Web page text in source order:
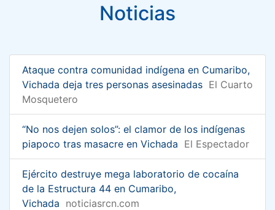
Noticias
Ataque contra comunidad indígena en Cumaribo,
Vichada deja tres personas asesinadas El Cuarto
Mosquetero
“No nos dejen solos”: el clamor de los indígenas
piapoco tras masacre en Vichada El Espectador
Ejército destruye mega laboratorio de cocaína
de la Estructura 44 en Cumaribo,
Vichada noticiasrcn.com